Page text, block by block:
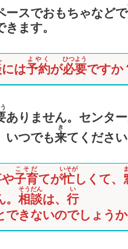
ースでおもちゃなどで
ます。
には予約
よやく
が必要
ひつよう
ですか
ありません。センタ
いつでも来
き
てください
や子育
こそだ
てが忙
いそが
しくて、
相談
そうだん
は、 行
い
できないのでしょうか